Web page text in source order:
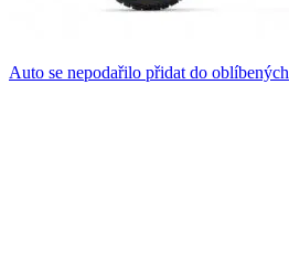
Auto se nepodařilo přidat do oblíbených